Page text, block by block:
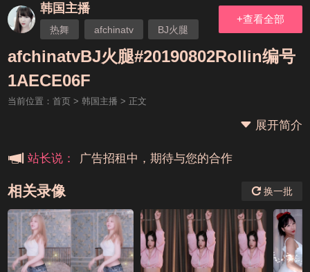
韩国主播
热舞 afchinatv BJ火腿
+查看全部
afchinatvBJ火腿#20190802Rollin编号
1AECE06F
当前位置： 首页> 韩国主播 > 正文
展开简介
站长说： 广告招租中，期待与您的合作
相关录像 换一批